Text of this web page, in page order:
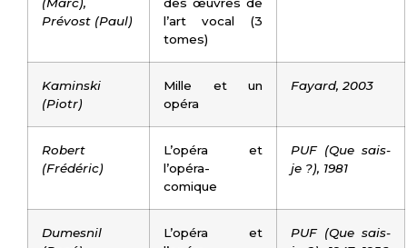
Prévost (Paul)
l’art vocal (3
tomes)
Kaminski
(Piotr)
Mille et un
opéra
Fayard, 2003
Robert
(Frédéric)
L’opéra et
l’opéra-
comique
PUF (Que sais-
je ?), 1981
Dumesnil
L’opéra et
PUF (Que sais-